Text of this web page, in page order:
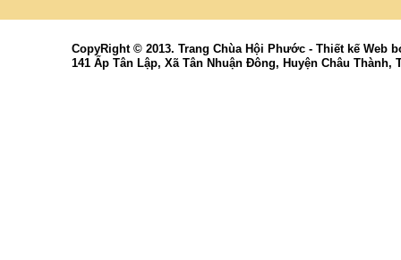
CopyRight © 2013. Trang Chùa Hội Phước - Thiết kế Web
141 Ấp Tân Lập, Xã Tân Nhuận Đông, Huyện Châu Thành,